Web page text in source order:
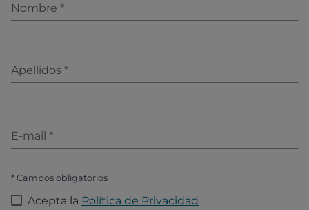
Nombre *
Apellidos *
E-mail *
* Campos obligatorios
Acepta la Política de Privacidad